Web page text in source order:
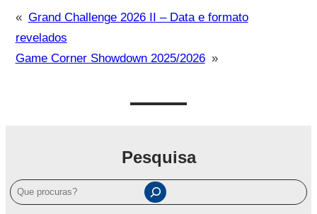
« Grand Challenge 2026 II – Data e formato
revelados
Game Corner Showdown 2025/2026 »
Pesquisa
P
e